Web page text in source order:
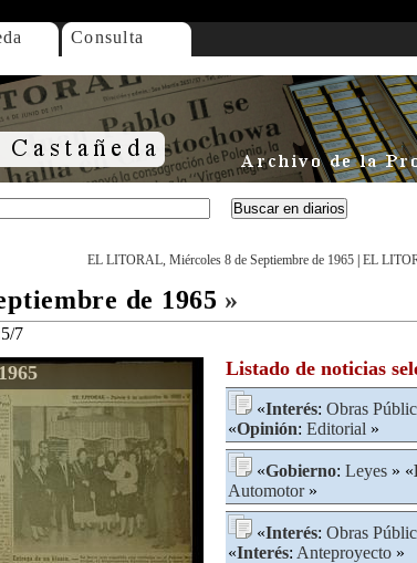
Consulta
EL LITORAL, Miércoles 8 de Septiembre de 1965 EL
de 1965 »
5/7
Listado de noticias
«Interés: Obras
«Opinión: Editorial »
«Gobierno: Leyes » «
Automotor»
«Interés: Obras
«Interés: Anteproyecto »